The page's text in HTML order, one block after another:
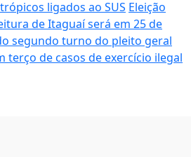
ligados ao SUS Eleição
de Itaguaí será em 25 de
segundo turno do pleito geral
terço de casos de exercício ilegal